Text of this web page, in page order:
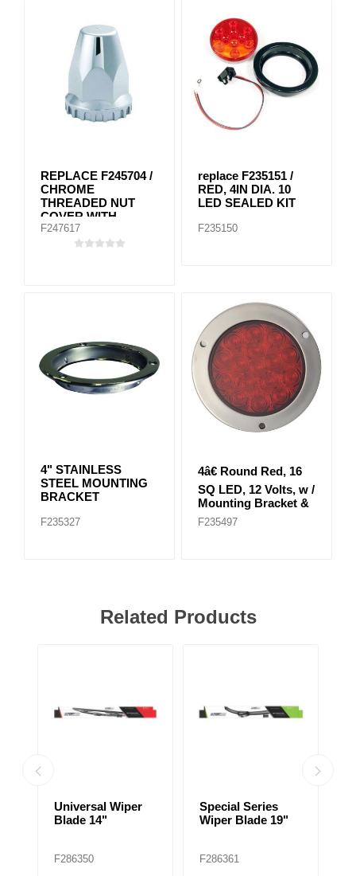
REPLACE F245704 /
CHROME
THREADED NUT
COVER WITH
FLANGE 33MM
F247617
replace F235151 /
RED, 4IN DIA. 10
LED SEALED KIT
F235150
4" STAINLESS
STEEL MOUNTING
BRACKET
F235327
4â€ Round Red, 16
SQ LED, 12 Volts, w /
Mounting Bracket &
Stainless steel ring
F235497
Related Products
Universal Wiper
Blade 14"
F286350
Special Series
Wiper Blade 19"
F286361